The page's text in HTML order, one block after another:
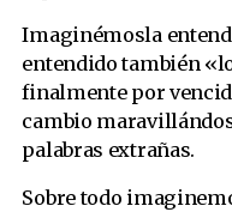
Imaginémosla
entendido también
finalmente por
cambio
palabras extrañas.
Sobre todo